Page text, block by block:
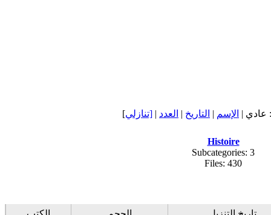
| الإسم | التاريخ | العدد | [تنازلي]
Histoire
Subcategories: 3
Files: 430